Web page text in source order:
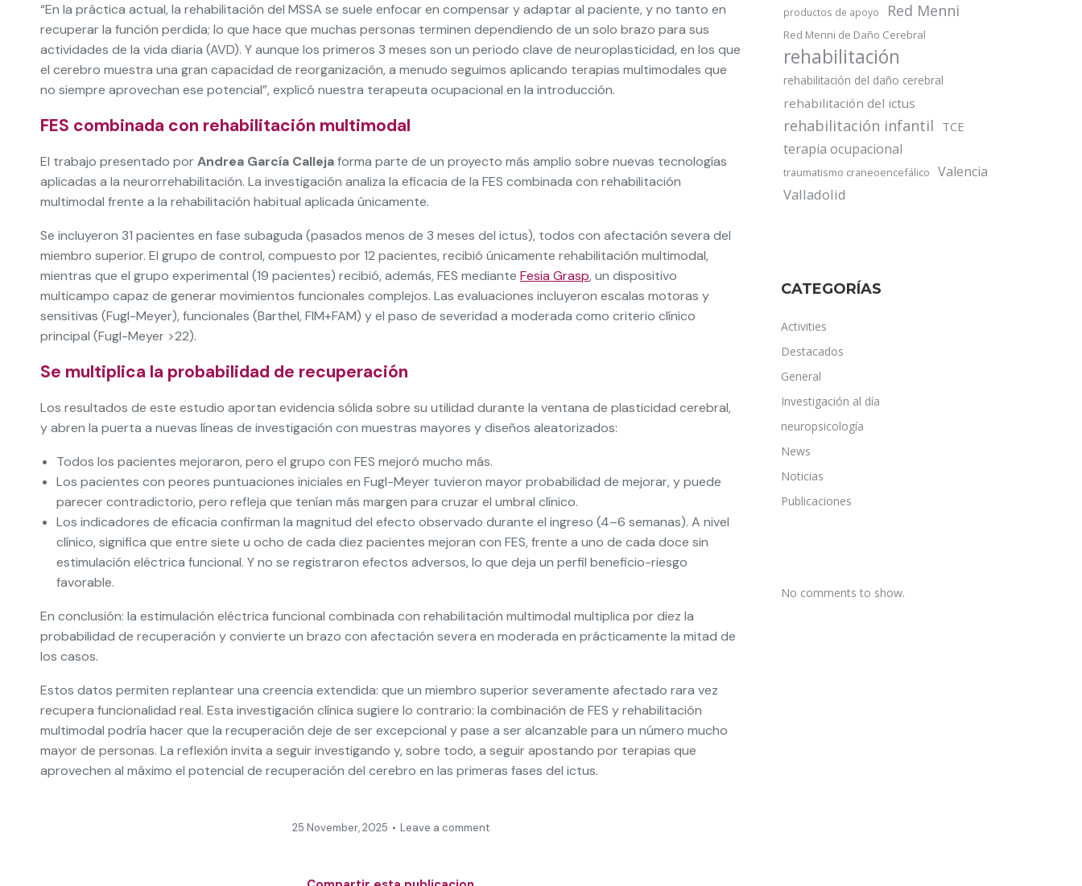
“En la práctica actual, la rehabilitación del MSSA se suele enfocar en compensar y adaptar al paciente, y no tanto en
recuperar la función perdida; lo que hace que muchas personas terminen dependiendo de un solo brazo para sus
actividades de la vida diaria (AVD). Y aunque los primeros 3 meses son un periodo clave de neuroplasticidad, en los que
el cerebro muestra una gran capacidad de reorganización, a menudo seguimos aplicando terapias multimodales que
no siempre aprovechan ese potencial”, explicó nuestra terapeuta ocupacional en la introducción.
FES combinada con rehabilitación multimodal
El trabajo presentado porAndrea García Callejaforma parte de un proyecto más amplio sobre nuevas tecnologías
aplicadas a la neurorrehabilitación. La investigación analiza la eficacia de la FES combinada con rehabilitación
multimodal frente a la rehabilitación habitual aplicada únicamente.
Se incluyeron 31 pacientes en fase subaguda (pasados menos de 3 meses del ictus), todos con afectación severa del
miembro superior. El grupo de control, compuesto por 12 pacientes, recibió únicamente rehabilitación multimodal,
mientras que el grupo experimental (19 pacientes) recibió, además, FES mediante Fesia Grasp, un dispositivo
multicampo capaz de generar movimientos funcionales complejos. Las evaluaciones incluyeron escalas motoras y
sensitivas (Fugl-Meyer), funcionales (Barthel, FIM+FAM) y el paso de severidad a moderada como criterio clínico
principal (Fugl-Meyer >22).
Se multiplica la probabilidad de recuperación
Los resultados de este estudio aportan evidencia sólida sobre su utilidad durante la ventana de plasticidad cerebral,
y abren la puerta a nuevas líneas de investigación con muestras mayores y diseños aleatorizados:
Todos los pacientes mejoraron, pero el grupo con FES mejoró mucho más.
Los pacientes con peores puntuaciones iniciales en Fugl-Meyer tuvieron mayor probabilidad de mejorar, y puede
parecer contradictorio, pero refleja que tenían más margen para cruzar el umbral clínico.
Los indicadores de eficacia confirman la magnitud del efecto observado durante el ingreso (4–6 semanas). A nivel
clínico, significa que entre siete u ocho de cada diez pacientes mejoran con FES, frente a uno de cada doce sin
estimulación eléctrica funcional. Y no se registraron efectos adversos, lo que deja un perfil beneficio-riesgo
favorable.
En conclusión: la estimulación eléctrica funcional combinada con rehabilitación multimodal multiplica por diez la
probabilidad de recuperación y convierte un brazo con afectación severa en moderada en prácticamente la mitad de
los casos.
Estos datos permiten replantear una creencia extendida: que un miembro superior severamente afectado rara vez
recupera funcionalidad real. Esta investigación clínica sugiere lo contrario: la combinación de FES y rehabilitación
multimodal podría hacer que la recuperación deje de ser excepcional y pase a ser alcanzable para un número mucho
mayor de personas. La reflexión invita a seguir investigando y, sobre todo, a seguir apostando por terapias que
aprovechen al máximo el potencial de recuperación del cerebro en las primeras fases del ictus.
25 November, 2025 Leave a comment
productos de apoyo Red Menni
Red Menni de Daño Cerebral
rehabilitación
rehabilitación del daño cerebral
rehabilitación del ictus
rehabilitación infantil TCE
terapia ocupacional
traumatismo craneoencefálico Valencia
Valladolid
CATEGORÍAS
Activities
Destacados
General
Investigación al día
neuropsicología
News
Noticias
Publicaciones
No comments to show.